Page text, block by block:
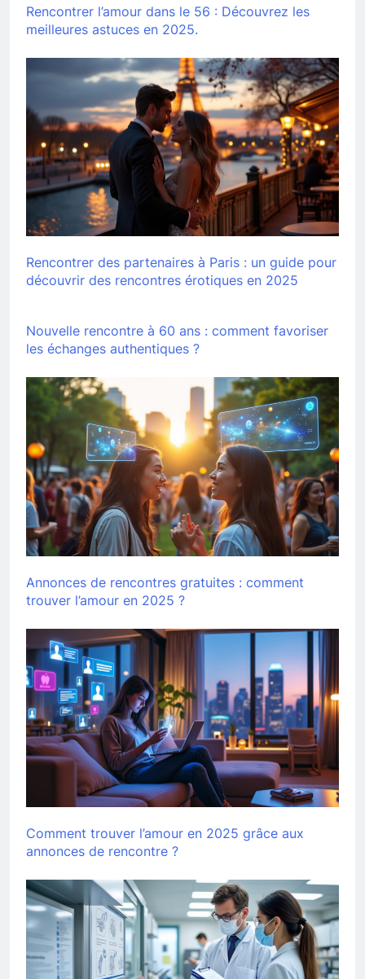
Rencontrer l’amour dans le 56 : Découvrez les
meilleures astuces en 2025.
Rencontrer des partenaires à Paris : un guide pour
découvrir des rencontres érotiques en 2025
Nouvelle rencontre à 60 ans : comment favoriser
les échanges authentiques ?
Annonces de rencontres gratuites : comment
trouver l’amour en 2025 ?
Comment trouver l’amour en 2025 grâce aux
annonces de rencontre ?